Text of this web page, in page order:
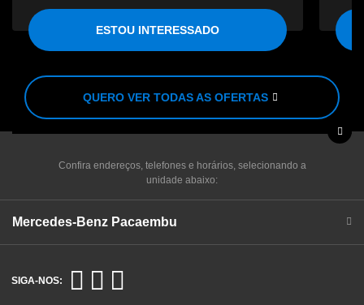
ESTOU INTERESSADO
QUERO VER TODAS AS OFERTAS
Confira endereços, telefones e horários, selecionando a
unidade abaixo:
Mercedes-Benz Pacaembu
SIGA-NOS: